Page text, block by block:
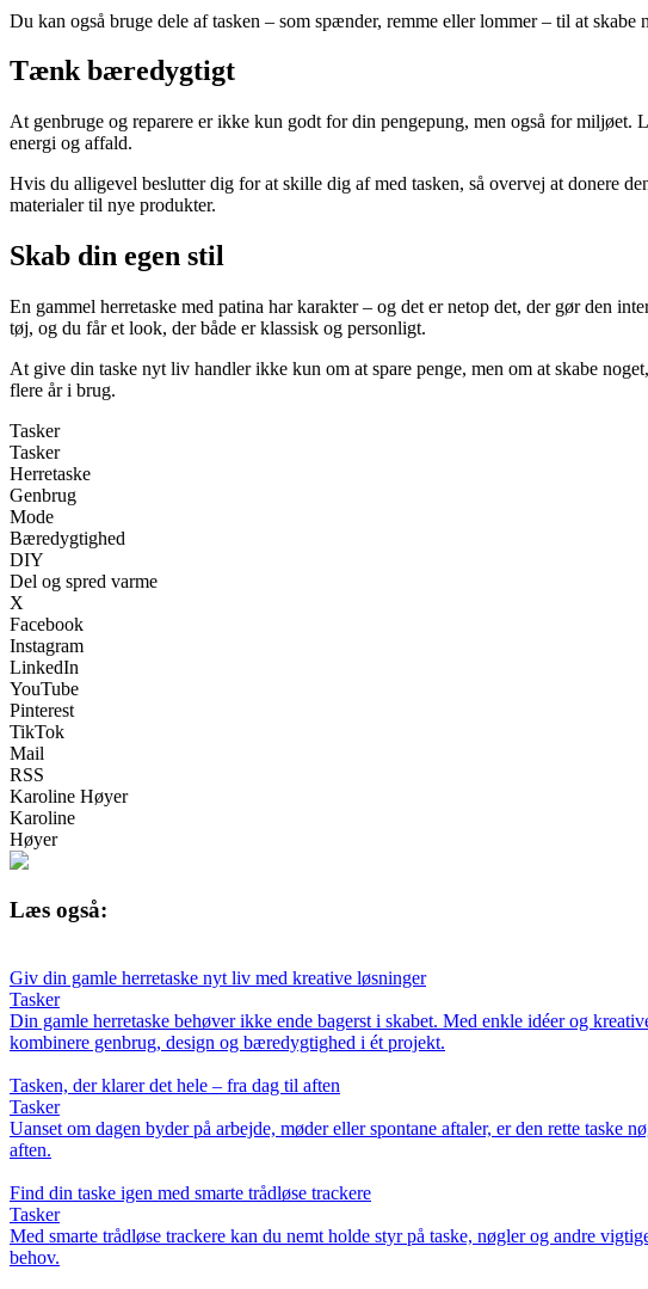
Du kan også bruge dele af tasken – som spænder, remme eller lommer – til at
Tænk bæredygtigt
At genbruge og reparere er ikke kun godt for din pengepung, men også for
energi og affald.
Hvis du alligevel beslutter dig for at skille dig af med tasken, så overvej at donere
materialer til nye produkter.
Skab din egen stil
En gammel herretaske med patina har karakter – og det er netop det, der gør den
tøj, og du får et look, der både er klassisk og personligt.
At give din taske nyt liv handler ikke kun om at spare penge, men om at skabe
flere år i brug.
Tasker
Tasker
Herretaske
Genbrug
Mode
Bæredygtighed
DIY
Del og spred varme
X
Facebook
Instagram
LinkedIn
YouTube
Pinterest
TikTok
Mail
RSS
Karoline Høyer
Karoline
Høyer
Læs også:
Giv din gamle herretaske nyt liv med kreative løsninger
Tasker
Din gamle herretaske behøver ikke ende bagerst i skabet. Med enkle idéer og
kombinere genbrug, design og bæredygtighed i ét projekt.
Tasken, der klarer det hele – fra dag til aften
Tasker
Uanset om dagen byder på arbejde, møder eller spontane aftaler, er den rette
aften.
Find din taske igen med smarte trådløse trackere
Tasker
Med smarte trådløse trackere kan du nemt holde styr på taske, nøgler og andre
behov.